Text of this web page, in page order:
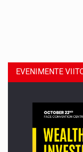
EVENIMENTE